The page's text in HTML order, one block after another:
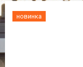
новинка